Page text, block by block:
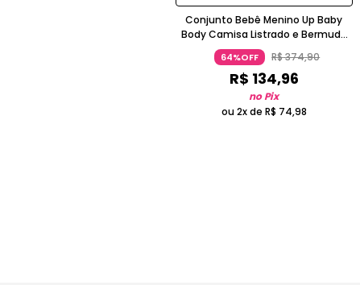
Conjunto Bebê Menino Up Baby
Body Camisa Listrado e Bermuda
com Suspensório Bege
64%OFF R$374,90
R$ 134,96
no Pix
ou 2x de R$ 74,98